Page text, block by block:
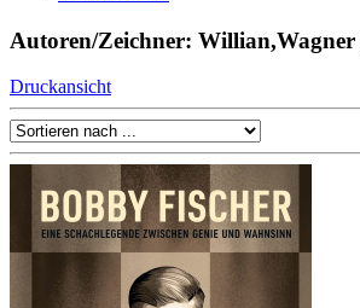
Autoren/Zeichner: Willian,Wagner
Druckansicht